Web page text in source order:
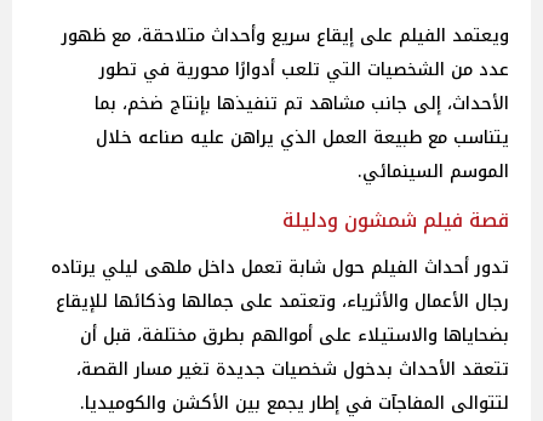
ويعتمد الفيلم على إيقاع سريع وأحداث متلاحقة، مع ظهور
عدد من الشخصيات التي تلعب أدوارًا محورية في تطور
الأحداث، إلى جانب مشاهد تم تنفيذها بإنتاج ضخم، بما
يتناسب مع طبيعة العمل الذي يراهن عليه صناعه خلال
الموسم السينمائي.
قصة فيلم شمشون ودليلة
تدور أحداث الفيلم حول شابة تعمل داخل ملهى ليلي يرتاده
رجال الأعمال والأثرياء، وتعتمد على جمالها وذكائها للإيقاع
بضحاياها والاستيلاء على أموالهم بطرق مختلفة، قبل أن
تتعقد الأحداث بدخول شخصيات جديدة تغير مسار القصة،
لتتوالى المفاجآت في إطار يجمع بين الأكشن والكوميديا.